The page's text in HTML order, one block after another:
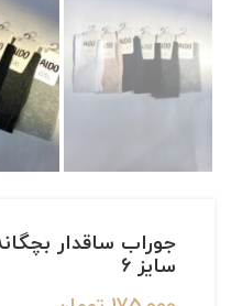
سایز 6